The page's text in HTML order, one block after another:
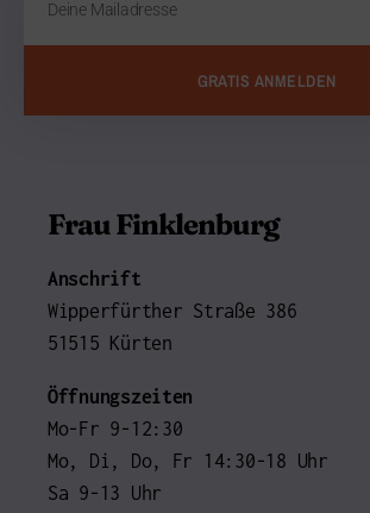
GRATIS ANMELDEN
Frau Finklenburg
Anschrift
Wipperfürther Straße 386
51515 Kürten
Öffnungszeiten
Mo-Fr 9-12:30
Mo, Di, Do, Fr 14:30-18 Uhr
Sa 9-13 Uhr